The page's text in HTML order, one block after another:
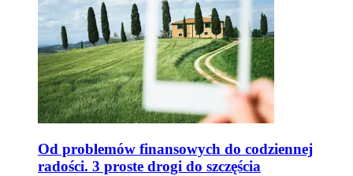
Od problemów finansowych do codziennej
radości. 3 proste drogi do szczęścia